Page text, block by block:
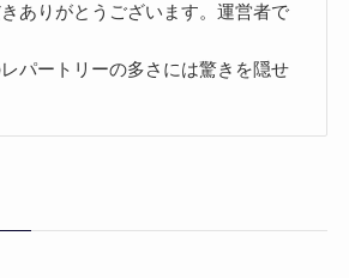
ありがとうございます。運営者で
パートリーの多さには驚きを隠せ